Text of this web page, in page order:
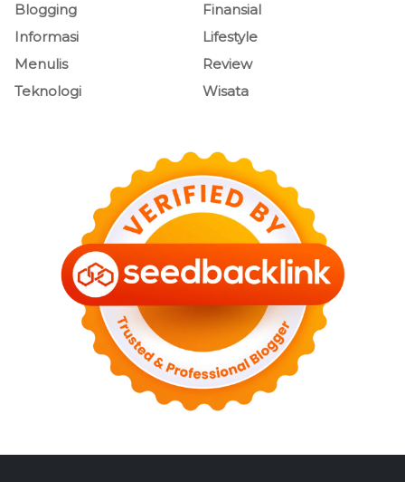
Blogging
Finansial
Informasi
Lifestyle
Menulis
Review
Teknologi
Wisata